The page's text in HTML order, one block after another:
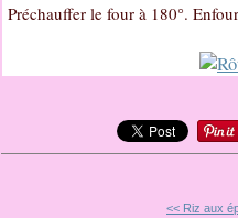
Préchauffer le four à 180°.
<< Riz aux